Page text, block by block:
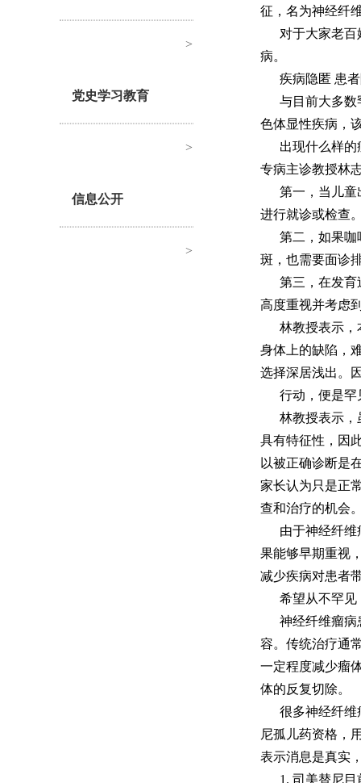
>
党史学习教育
>
信息公开
>
征，名为神经纤
对于大家老
病。
疾病隐匿 患
与目前大多
色体显性疾病，
出现什么样
专病主诊教授林
第一，当儿
进行就诊或检查
第二，如果
斑，也需要面诊
第三，在发
高度重视并考虑
林教授表示
身体上的缺陷，
选择深居浅出。
行动，便是罕
林教授表示
具有特征性，因
以被正确诊断是
家长认为只是正
查和治疗的机会
由于神经纤
果能够早期重视
减少疾病对患者
希望从不罕见
神经纤维瘤
容。传统治疗通
一定程度减少瘤
体的反复切除。
很多神经纤
尼孤儿药资格，
表示消息是真实
1. 司美替尼